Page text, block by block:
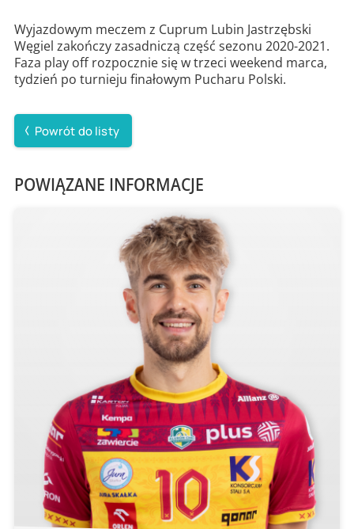
Wyjazdowym meczem z Cuprum Lubin Jastrzębski
Węgiel zakończy zasadniczą część sezonu 2020-2021.
Faza play off rozpocznie się w trzeci weekend marca,
tydzień po turnieju finałowym Pucharu Polski.
Powrót do listy
POWIĄZANE INFORMACJE